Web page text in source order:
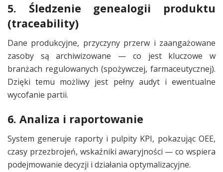
5. Śledzenie genealogii produktu
(traceability)
Dane produkcyjne, przyczyny przerw i zaangażowane
zasoby są archiwizowane — co jest kluczowe w
branżach regulowanych (spożywczej, farmaceutycznej).
Dzięki temu możliwy jest pełny audyt i ewentualne
wycofanie partii.
6. Analiza i raportowanie
System generuje raporty i pulpity KPI, pokazując OEE,
czasy przezbrojeń, wskaźniki awaryjności — co wspiera
podejmowanie decyzji i działania optymalizacyjne.